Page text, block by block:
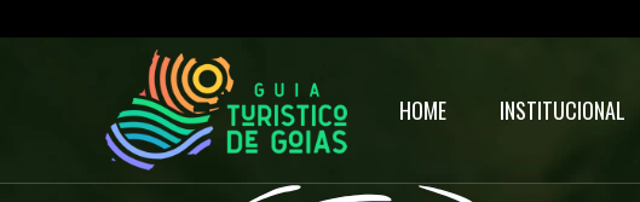
HOME INSTITUCIONAL